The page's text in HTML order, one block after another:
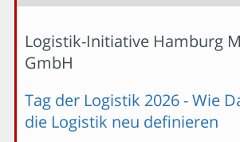
Logistik-Initiative Hamburg
GmbH
Tag der Logistik 2026 - Wie
die Logistik neu definieren